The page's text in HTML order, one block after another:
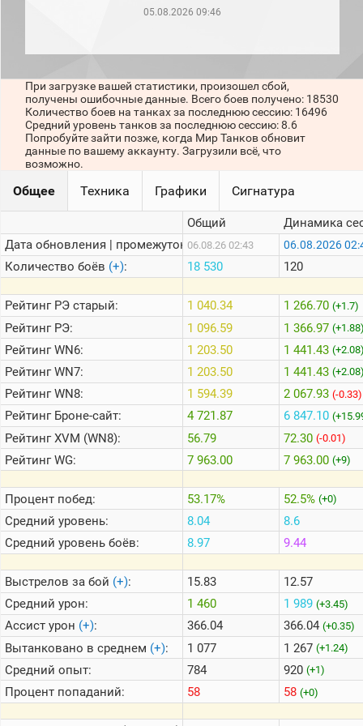
месяц)
игроков
последние
сессии)
1000
стримеров
Информация
Онлайн
Цветовая
шкала
Теlegram
ВК
Портал
Мира
05.08.2026 09:46
При загрузке вашей статистики, произошел сбой,
получены ошибочные данные. Всего боев получено: 18530
Количество боев на танках за последнюю сессию: 16496
Средний уровень танков за последнюю сессию: 8.6
Попробуйте зайти позже, когда Мир Танков обновит
данные по вашему аккаунту. Загрузили всё, что
возможно.
Общее Техника Графики Сигнатура
Дата обновления | промежуток:
Количество боёв (+):
РейтингРЭ старый:
РейтингРЭ:
РейтингWN6:
РейтингWN7:
РейтингWN8:
РейтингБроне-сайт:
РейтингXVM (WN8):
РейтингWG:
Процент побед:
Средний уровень:
Средний уровень боёв:
Выстрелов за бой (+):
Средний урон:
Ассист урон (+):
Вытанковано в среднем (+):
Средний опыт:
Процент попаданий:
Общий
06.08.26 02:43
18 530
1 040.34
1 096.59
1 203.50
1 203.50
1 594.39
4 721.87
56.79
7 963.00
53.17%
8.04
8.97
15.83
1 460
366.04
1 077
784
58
Динамика
06.08.2026
120
1 266.70 (+1.7)
1 366.97
1 441.43
1 441.43
2 067.93 (-0.33)
6 847.10
72.30 (-0.01)
7 963.00 (+9)
52.5% (+0)
8.6
9.44
12.57
1 989 (+3.45)
366.04 (+0.35)
1 267 (+1.24)
920 (+1)
58 (+0)